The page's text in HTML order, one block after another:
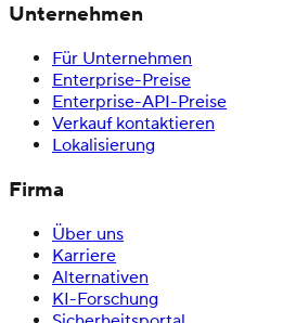
Unternehmen
Für Unternehmen
Enterprise-Preise
Enterprise-API-Preise
Verkauf kontaktieren
Lokalisierung
Firma
Über uns
Karriere
Alternativen
KI-Forschung